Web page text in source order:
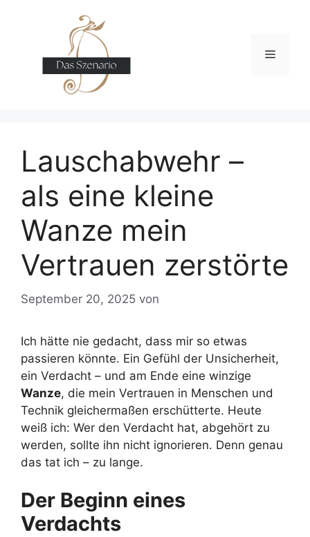
Menü
Lauschabwehr –
als eine kleine
Wanze mein
Vertrauen zerstörte
September 20, 2025 von
Ich hätte nie gedacht, dass mir so etwas
passieren könnte. Ein Gefühl der Unsicherheit,
ein Verdacht – und am Ende eine winzige
Wanze, die mein Vertrauen in Menschen und
Technik gleichermaßen erschütterte. Heute
weiß ich: Wer den Verdacht hat, abgehört zu
werden, sollte ihn nicht ignorieren. Denn genau
das tat ich – zu lange.
Der Beginn eines
Verdachts